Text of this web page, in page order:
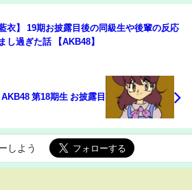
衣】 19期お披露目後の同級生や後輩の反応
し過ぎた話 【AKB48】
AKB48 第18期生 お披露目
しよう